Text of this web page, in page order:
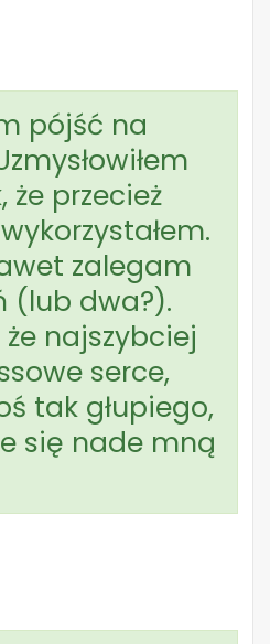
pójść na
że przecież
zalegam
(lub dwa?).
że najszybciej
serce,
tak głupiego,
się nade mną